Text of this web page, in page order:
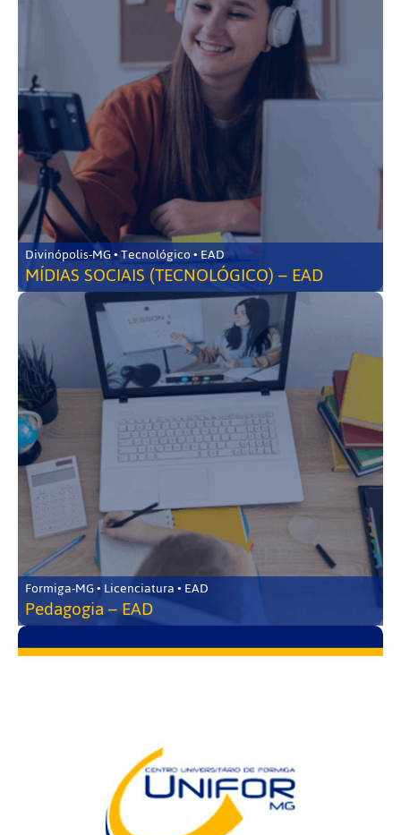
Divinópolis-MG • Tecnológico • EAD
MÍDIAS SOCIAIS (TECNOLÓGICO) – EAD
Formiga-MG • Licenciatura • EAD
Pedagogia – EAD